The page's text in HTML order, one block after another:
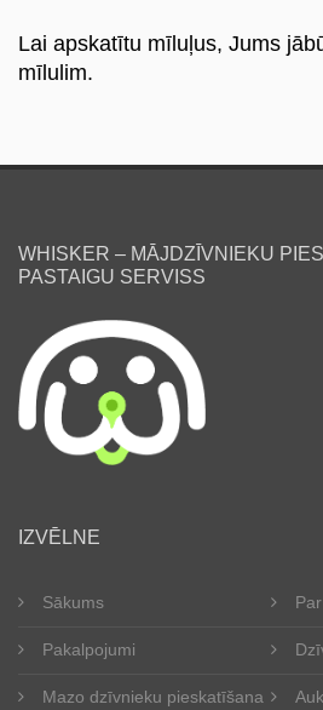
lv
Lai apskatītu mīluļus, Jums
mīlulim.
WHISKER – MĀJDZĪVNIEKU
PASTAIGU SERVISS
IZVĒLNE
Sākums
Pakalpojumi
Mazo dzīvnieku pieskatīšana